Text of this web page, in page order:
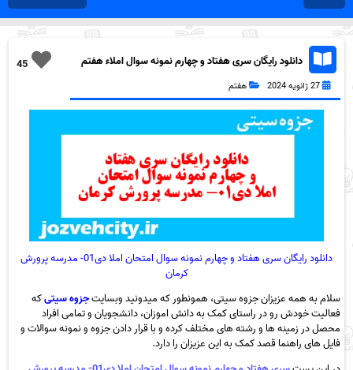
45
دانلود رایگان سری هفتاد و چهارم نمونه سوال املاء هفتم
27 ژانویه 2024 هفتم
دانلود رایگان سری هفتاد و چهارم نمونه سوال امتحان املا دی01- مدرسه پرورش
کرمان
سلام به همه عزیزان جزوه سیتی، همونطور که میدونید وبسایتجزوه سیتیکه
فعالیت خودش رو در راستای کمک به دانش اموزان، دانشجویان و تمامی افراد
محصل در زمینه ها و رشته های مختلف کرده و با قرار دادن جزوه و نمونه سوالات و
فایل های راهنما قصد کمک به این عزیزان را دارد.